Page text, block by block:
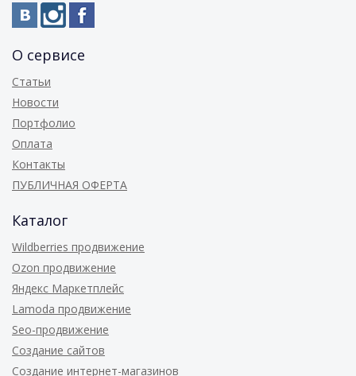
О сервисе
Статьи
Новости
Портфолио
Оплата
Контакты
ПУБЛИЧНАЯ ОФЕРТА
Каталог
Wildberries продвижение
Ozon продвижение
Яндекс Маркетплейс
Lamoda продвижение
Seo-продвижение
Создание сайтов
Создание интернет-магазинов